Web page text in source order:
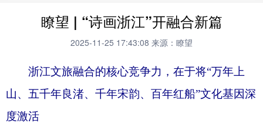
瞭望 | “诗画浙江”开融合新篇
2025-11-25 17:43:08 来源：瞭望
浙江文旅融合的核心竞争力，在于将“万年上
山、五千年良渚、千年宋韵、百年红船”文化基因深
度激活